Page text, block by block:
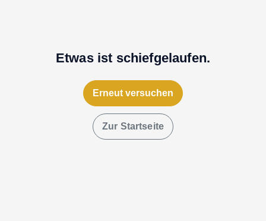
Etwas ist schiefgelaufen.
Erneut versuchen
Zur Startseite